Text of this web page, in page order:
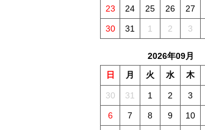
23 24 25 26 27
30 31 1 2 3
2026年09月
日
月 火 水 木
30 31 1 2 3
6 7 8 9 10